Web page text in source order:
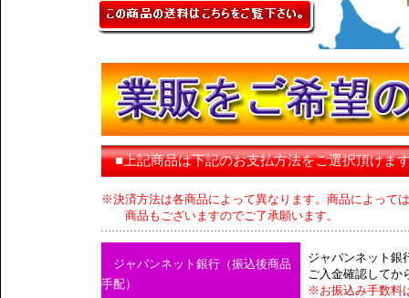
■上記商品は下記のお支払方法をご選択頂けま
※決済方法は各商品によって異なります。商品によって
商品もございますのでご了承願います。
ジャパンネット銀行（振込後商品
手配）
ジャパンネット銀
ご入金確認してか
※お振込み手数料